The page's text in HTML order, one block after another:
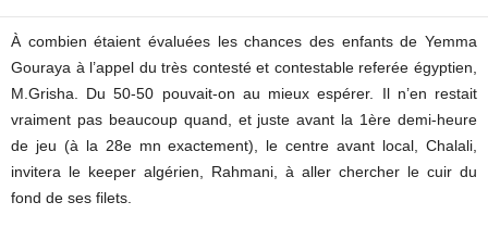
À combien étaient évaluées les chances des enfants de Yemma
Gouraya à l’appel du très contesté et contestable referée égyptien,
M.Grisha. Du 50-50 pouvait-on au mieux espérer. Il n’en restait
vraiment pas beaucoup quand, et juste avant la 1ère demi-heure
de jeu (à la 28e mn exactement), le centre avant local, Chalali,
invitera le keeper algérien, Rahmani, à aller chercher le cuir du
fond de ses filets.